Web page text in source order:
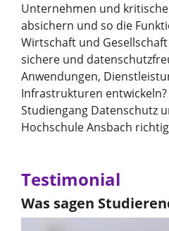
Unternehmen und
absichern und so die
Wirtschaft und
sichere und
Anwendungen,
Infrastrukturen
Studiengang Datenschutz
Hochschule Ansbach
Testimonial
Was sagen